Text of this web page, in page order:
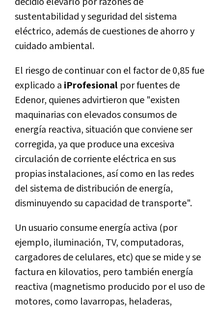
sustentabilidad y seguridad del sistema
eléctrico, además de cuestiones de ahorro y
cuidado ambiental.
El riesgo de continuar con el factor de 0,85 fue
explicado a iProfesional por fuentes de
Edenor, quienes advirtieron que "existen
maquinarias con elevados consumos de
energía reactiva, situación que conviene ser
corregida, ya que produce una excesiva
circulación de corriente eléctrica en sus
propias instalaciones, así como en las redes
del sistema de distribución de energía,
disminuyendo su capacidad de transporte".
Un usuario consume energía activa (por
ejemplo, iluminación, TV, computadoras,
cargadores de celulares, etc) que se mide y se
factura en kilovatios, pero también energía
reactiva (magnetismo producido por el uso de
motores, como lavarropas, heladeras,